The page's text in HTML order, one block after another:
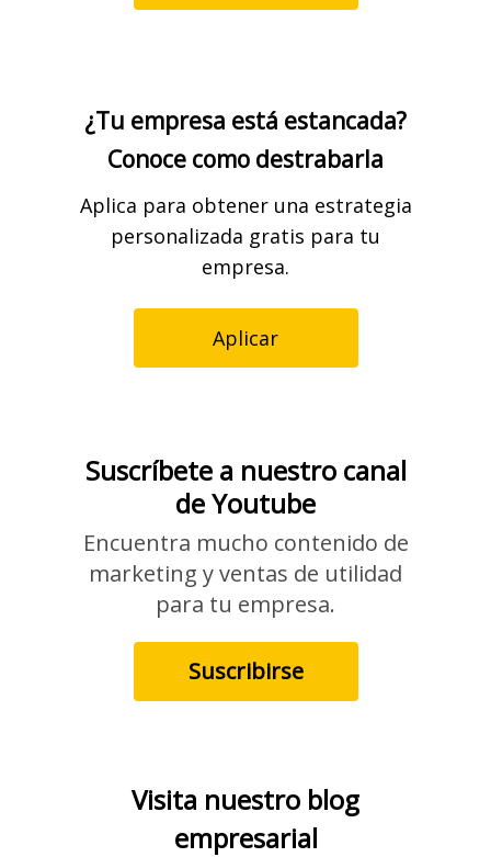
¿Tu empresa está estancada?
Conoce como destrabarla
Aplica para obtener una estrategia
personalizada gratis para tu
empresa.
Aplicar
Suscríbete a nuestro canal
de Youtube
Encuentra mucho contenido de
marketing y ventas de utilidad
para tu empresa.
Suscribirse
Visita nuestro blog
empresarial